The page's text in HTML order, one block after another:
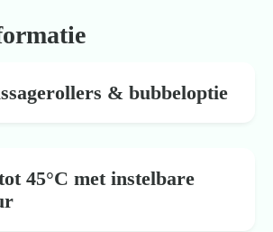
& bubbeloptie
45°C met instelbare